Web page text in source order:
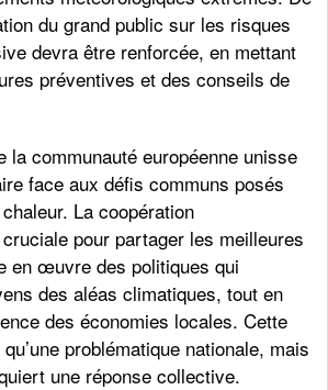
du grand public sur les risques
devra être renforcée, en mettant
préventives et des conseils de
la communauté européenne unisse
face aux défis communs posés
La coopération
pour partager les meilleures
en œuvre des politiques qui
des aléas climatiques, tout en
des économies locales. Cette
problématique nationale, mais
une réponse collective.